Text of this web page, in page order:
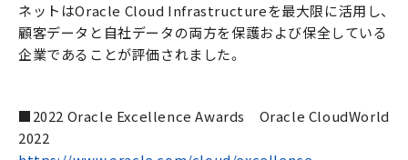
ネットはOracle Cloud Infrastructureを最大限に活用し、
顧客データと自社データの両方を保護および保全している
企業であることが評価されました。
■2022 Oracle Excellence Awards Oracle CloudWorld
2022